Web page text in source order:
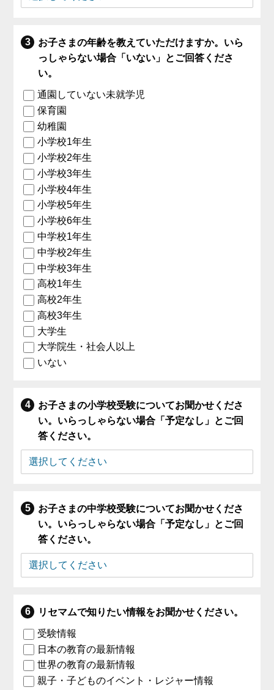
お子さまの年齢を教えていただけますか。いら
っしゃらない場合「いない」とご回答くださ
い。
通園していない未就学児
保育園
幼稚園
小学校1年生
小学校2年生
小学校3年生
小学校4年生
小学校5年生
小学校6年生
中学校1年生
中学校2年生
中学校3年生
高校1年生
高校2年生
高校3年生
大学生
大学院生・社会人以上
いない
お子さまの小学校受験についてお聞かせくださ
い。いらっしゃらない場合「予定なし」とご回
答ください。
お子さまの中学校受験についてお聞かせくださ
い。いらっしゃらない場合「予定なし」とご回
答ください。
リセマムで知りたい情報をお聞かせください。
受験情報
日本の教育の最新情報
世界の教育の最新情報
親子・子どものイベント・レジャー情報